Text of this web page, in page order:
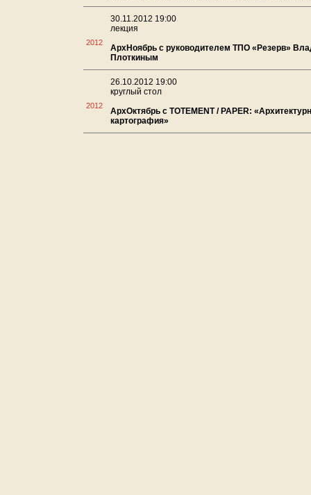
2012
30.11.2012 19:00
лекция
АрхНоябрь с руководителем ТПО «Резерв»
Плоткиным
2012
26.10.2012 19:00
круглый стол
АрхОктябрь с TOTEMENT / PAPER:
картография»